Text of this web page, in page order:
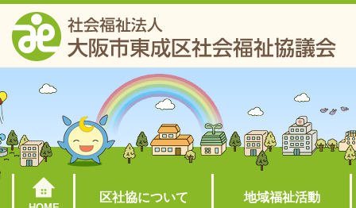
区社協について 地域福祉活動